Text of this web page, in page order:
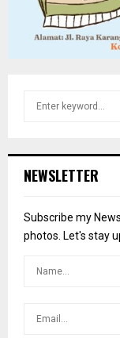
h
o
r
NEWSLETTER
Subscribe my
photos. Let's stay